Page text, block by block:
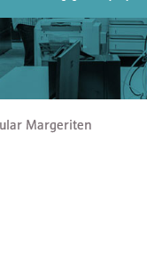
Margeriten